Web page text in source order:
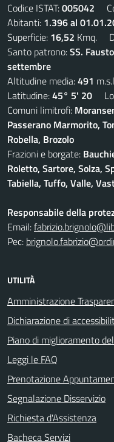
Codice ISTAT:005042
Abitanti: 1.396 al
Superficie: 16,52 Kmq.
Santo patrono:SS.
settembre
Altitudine media:491
Latitudine:45° 5' 20
Comuni limitrofi:
Passerano Marmorito,
Robella, Brozolo
Frazioni e borgate:
Roletto, Sartore, Solza,
Tabiella, Tuffo, Valle,
Responsabile della
Email:
Pec:
UTILITÀ
Amministrazione
Dichiarazione di
Piano di miglioramento
Leggi le FAQ
Prenotazione
Segnalazione Disservizio
Richiesta d'Assistenza
Bacheca Servizi